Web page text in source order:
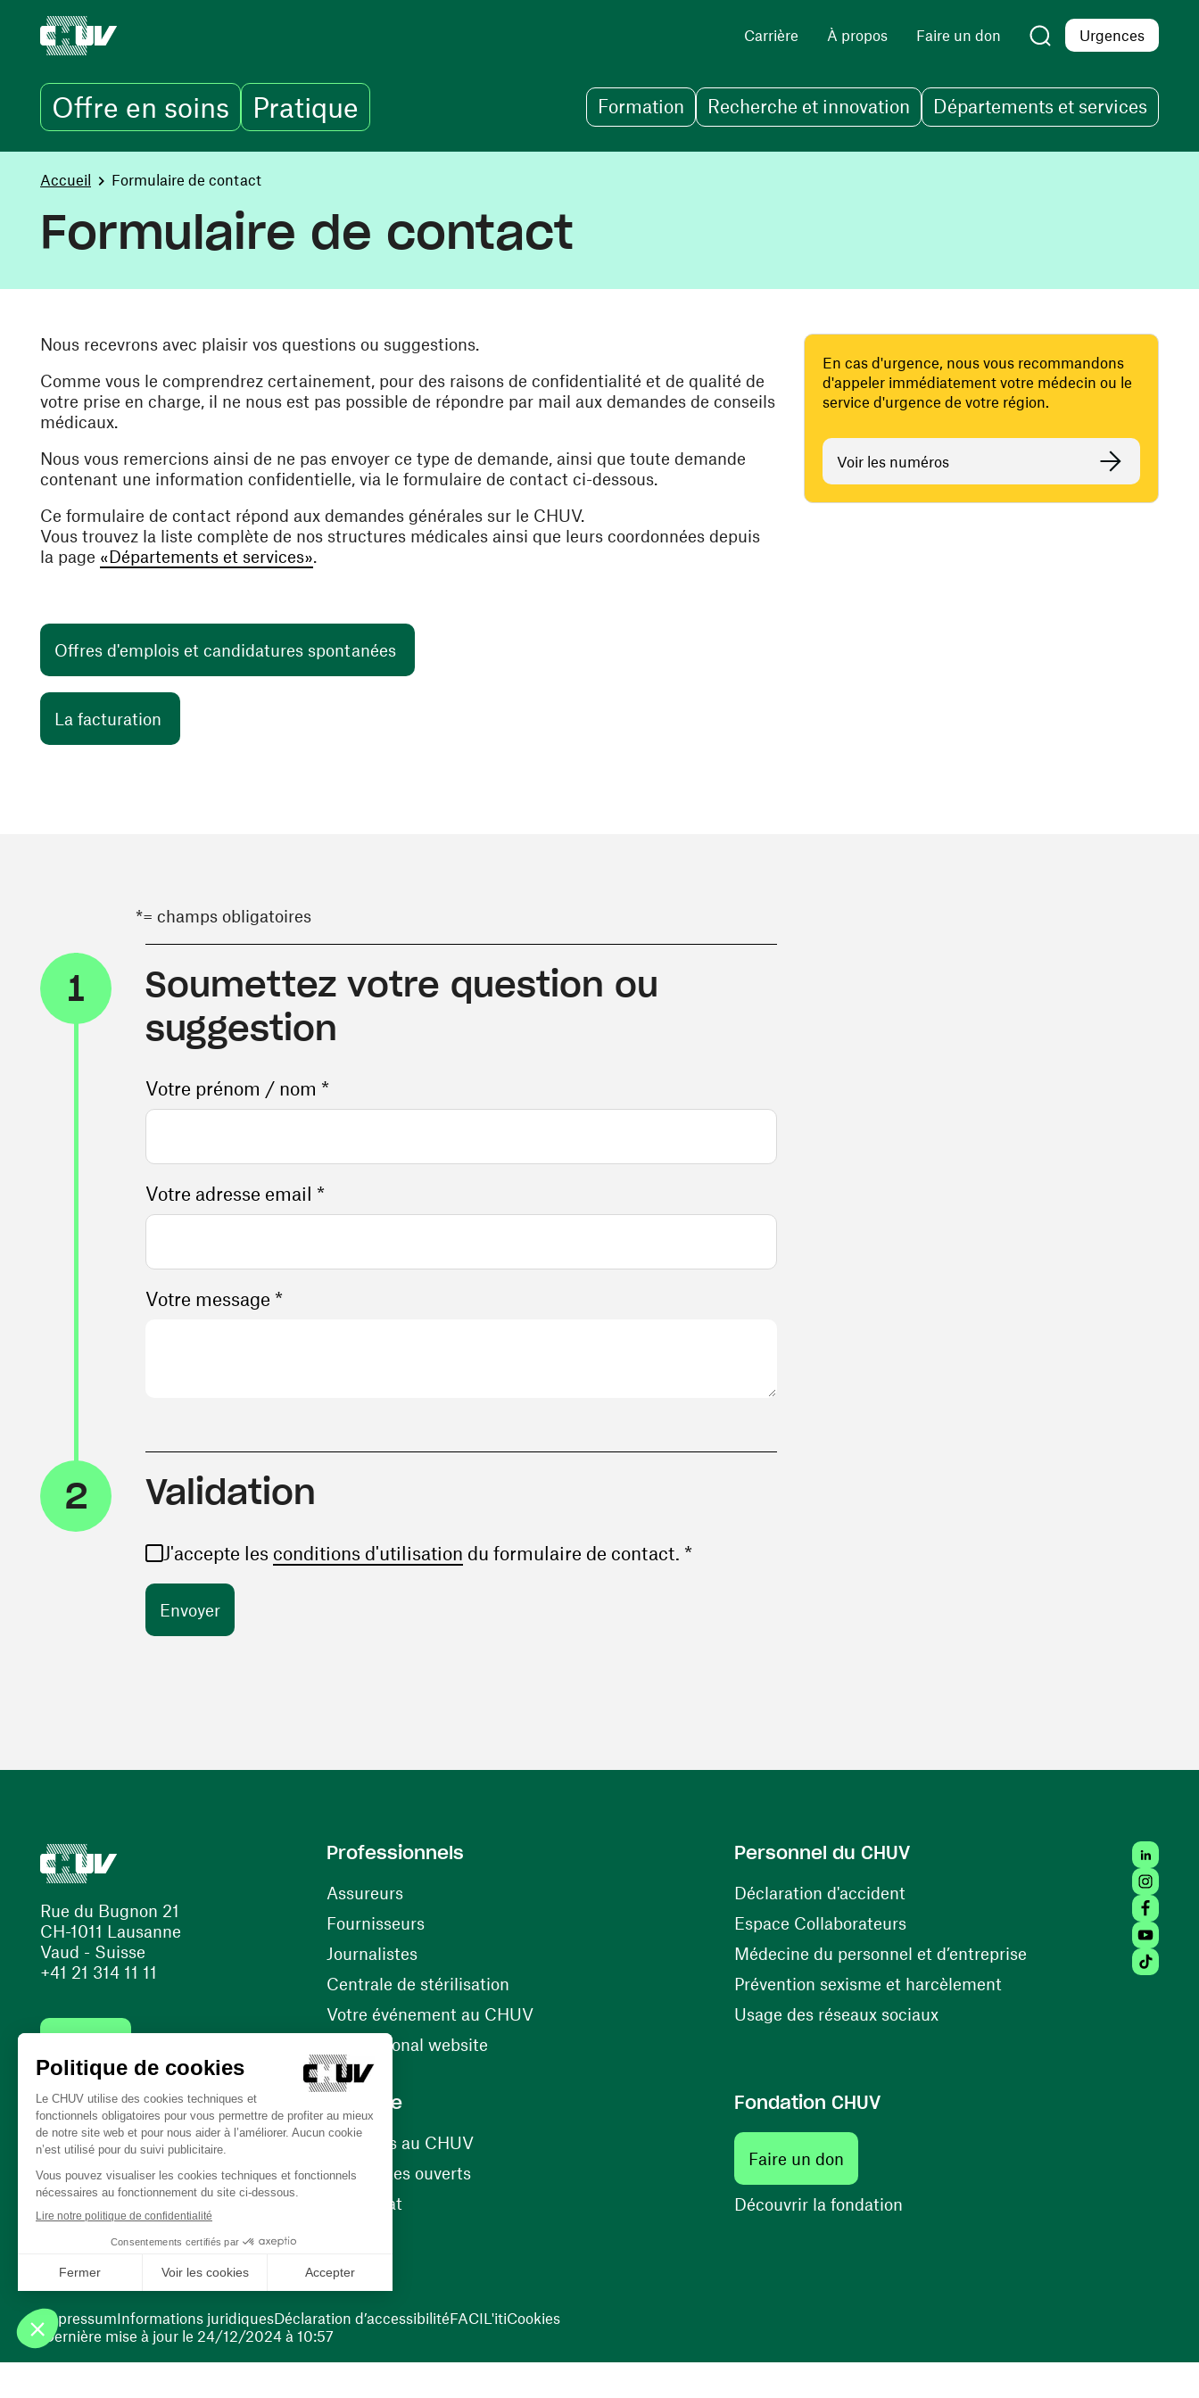
Carrière À propos Faire un don Urgences
Offre en soins Pratique Formation Recherche et innovation Départements et services
You are here:
Accueil Formulaire de contact
Formulaire de contact
Nous recevrons avec plaisir vos questions ou suggestions.
Comme vous le comprendrez certainement, pour des raisons de confidentialité et de qualité de
votre prise en charge, il ne nous est pas possible de répondre par mail aux demandes de conseils
médicaux.
Nous vous remercions ainsi de ne pas envoyer ce type de demande, ainsi que toute demande
contenant une information confidentielle, via le formulaire de contact ci-dessous.
Ce formulaire de contact répond aux demandes générales sur le CHUV.
Vous trouvez la liste complète de nos structures médicales ainsi que leurs coordonnées depuis
la page «Départements et services».
Offres d'emplois et candidatures spontanées
La facturation
En cas d'urgence, nous vous recommandons
d'appeler immédiatement votre médecin ou le
service d'urgence de votre région.
Voir les numéros
*= champs obligatoires
1
Soumettez votre question ou
suggestion
Votre prénom / nom *
Votre adresse email *
Votre message *
2 Validation
J'accepte les conditions d'utilisation (ouvre une nouvelle fenêtre)
du formulaire de contact. *
Rue du Bugnon 21
CH-1011 Lausanne
Vaud - Suisse
+41 21 314 11 11
(ouvre une nouvelle fenêtre)
(ouvre une nouvelle fenêtre)
Professionnels
Assureurs
Fournisseurs(ouvre une nouvelle fenêtre)
Journalistes
Centrale de stérilisation
Votre événement au CHUV(ouvre une nouvelle fenêtre)
International website
Personnel du CHUV
Déclaration d'accident(ouvre une nouvelle fenêtre)
Espace Collaborateurs(ouvre une nouvelle fenêtre)
Médecine du personnel et d’entreprise(ouvre une nouvelle
Prévention sexisme et harcèlement(ouvre une nouvelle
Usage des réseaux sociaux(ouvre une nouvelle fenêtre)
Carrière
Carrières au CHUV(ouvre une nouvelle fenêtre)
Nos postes ouverts(ouvre une nouvelle fenêtre)
Bénévolat
Fondation CHUV
Faire un don(ouvre une nouvelle fenêtre)
Découvrir la fondation(ouvre une nouvelle fenêtre)
Tiktok
Dernière mise à jour le 24/12/2024 à 10:57
ImpressumInformations juridiquesDéclaration d’accessibilitéFACIL'itiCookies